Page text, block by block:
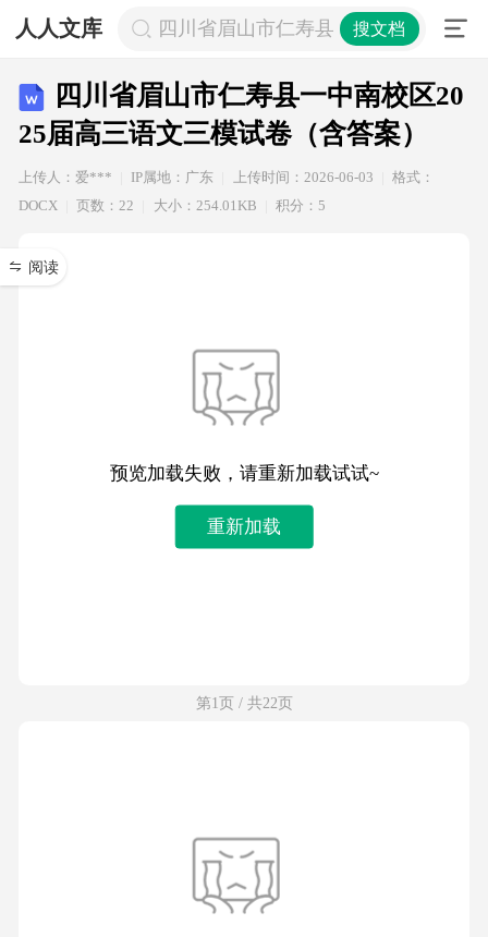
人人文库 四川省眉山市仁寿县一中南校区2025
搜文档
四川省眉山市仁寿县一中南校区20
25届高三语文三模试卷（含答案）
上传人：爱*** IP属地：广东 上传时间：2026-06-03
格式：
DOCX
页数：22 大小：254.01KB 积分：5
阅读
预览加载失败，请重新加载试试~
重新加载
第1页 / 共22页